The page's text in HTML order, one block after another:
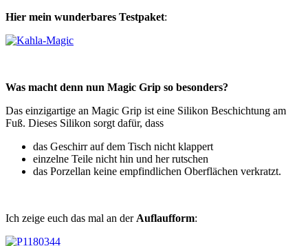
Hier mein wunderbares Testpaket:
Was macht denn nun Magic Grip so besonders?
Das einzigartige an Magic Grip ist eine Silikon Beschichtung am
Fuß. Dieses Silikon sorgt dafür, dass
das Geschirr auf dem Tisch nicht klappert
einzelne Teile nicht hin und her rutschen
das Porzellan keine empfindlichen Oberflächen verkratzt.
Ich zeige euch das mal an der Auflaufform: